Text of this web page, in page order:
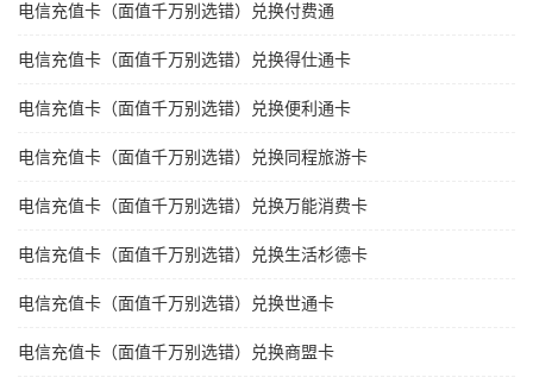
电信充值卡（面值千万别选错）兑换付费通
电信充值卡（面值千万别选错）兑换得仕通卡
电信充值卡（面值千万别选错）兑换便利通卡
电信充值卡（面值千万别选错）兑换同程旅游卡
电信充值卡（面值千万别选错）兑换万能消费卡
电信充值卡（面值千万别选错）兑换生活杉德卡
电信充值卡（面值千万别选错）兑换世通卡
电信充值卡（面值千万别选错）兑换商盟卡